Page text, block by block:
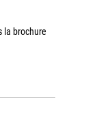
la brochure